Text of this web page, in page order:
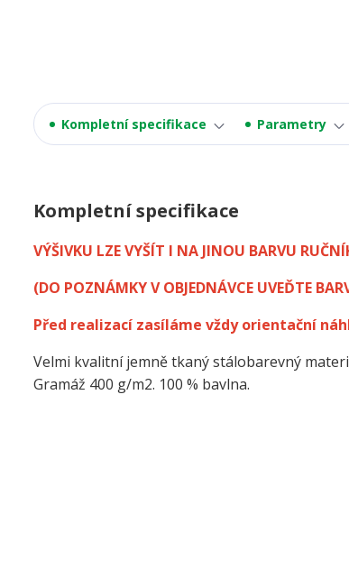
Kompletní specifikace Parametry
Kompletní specifikace
VÝŠIVKU LZE VYŠÍT I NA JINOU BARVU
(DO POZNÁMKY V OBJEDNÁVCE UVEĎTE
Před realizací zasíláme vždy orientační
Velmi kvalitní jemně tkaný stálobarevný
Gramáž 400 g/m2. 100 % bavlna.